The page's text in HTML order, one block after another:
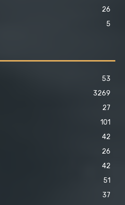
26
5
53
3269
27
101
42
26
42
51
37